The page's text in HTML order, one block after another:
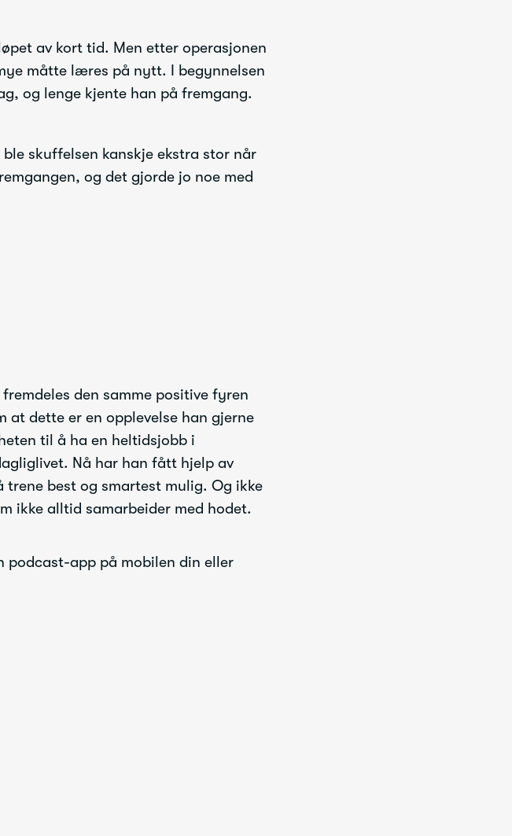
av kort tid. Men etter operasjonen
måtte læres på nytt. I begynnelsen
og lenge kjente han på fremgang.
skuffelsen kanskje ekstra stor når
og det gjorde jo noe med
den samme positive fyren
dette er en opplevelse han gjerne
til å ha en heltidsjobb i
Nå har han fått hjelp av
trene best og smartest mulig. Og ikke
ikke alltid samarbeider med hodet.
podcast-app på mobilen din eller